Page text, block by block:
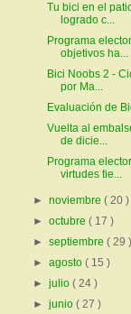
Tu bici en el
logrado c...
Programa
objetivos ha...
Bici Noobs 2 -
por Ma...
Evaluación de
Vuelta al
de dicie...
Programa
virtudes tie...
►noviembre( 20 )
►octubre( 17 )
►septiembre( 29 )
►agosto( 15 )
►julio( 24 )
►junio( 27 )